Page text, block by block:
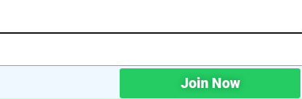
Join Now